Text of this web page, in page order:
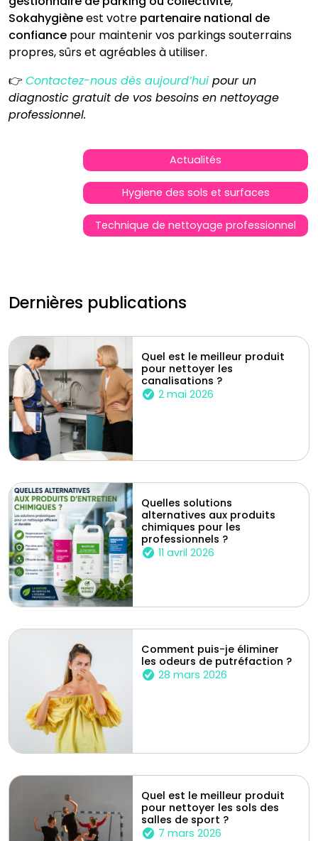
Sokahygièneest votre partenaire national de
confiance pour maintenir vos parkings souterrains
propres, sûrs et agréables à utiliser.
👉 Contactez-nous dès aujourd’hui pour un
diagnostic gratuit de vos besoins en nettoyage
professionnel.
Actualités
Hygiene des sols et surfaces
Technique de nettoyage professionnel
Dernières publications
Quel est le meilleur produit
pour nettoyer les
canalisations ?
2 mai 2026
Quelles solutions
alternatives aux produits
chimiques pour les
professionnels ?
11 avril 2026
Comment puis-je éliminer
les odeurs de putréfaction ?
28 mars 2026
Quel est le meilleur produit
pour nettoyer les sols des
salles de sport ?
7 mars 2026